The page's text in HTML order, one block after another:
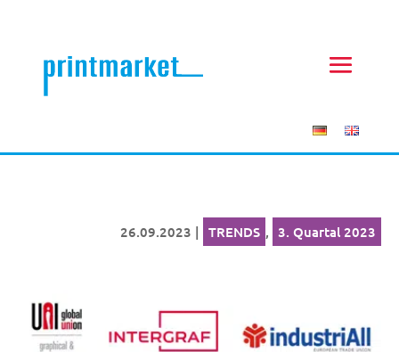
26.09.2023 | TRENDS , 3. Quartal 2023